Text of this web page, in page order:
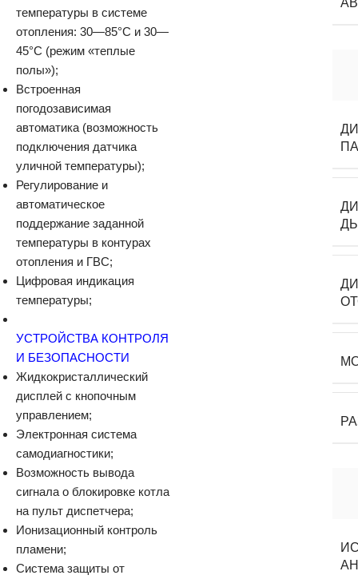
температуры в системе
отопления: 30—85°С и 30—
45°С (режим «теплые
полы»);
Встроенная
погодозависимая
автоматика (возможность
подключения датчика
уличной температуры);
Регулирование и
автоматическое
поддержание заданной
температуры в контурах
отопления и ГВС;
Цифровая индикация
температуры;
УСТРОЙСТВА КОНТРОЛЯ
И БЕЗОПАСНОСТИ
Жидкокристаллический
дисплей с кнопочным
управлением;
Электронная система
самодиагностики;
Возможность вывода
сигнала о блокировке котла
на пульт диспетчера;
Ионизационный контроль
пламени;
Система защиты от